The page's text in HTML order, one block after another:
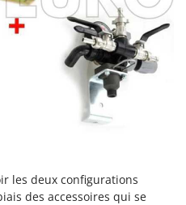
en aluminium
les deux configurations
des accessoires qui se